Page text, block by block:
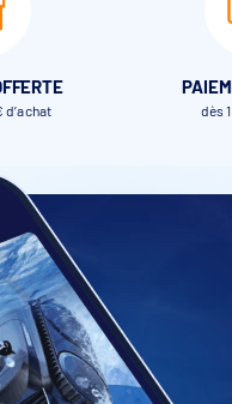
d'enrichir le site
le dépôt et la
à leur bon
Autoriser YouTube
d’achat dès